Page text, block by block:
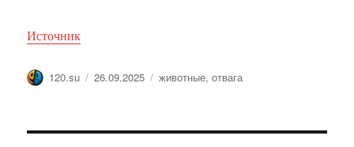
Источник
Автор
120.su Опубликовано
26.09.2025 Метки
животные,отвага